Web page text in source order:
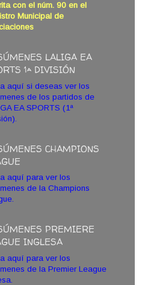
con el núm. 90 en el
Municipal de
LALIGA EA
1ª DIVISIÓN
aquí si deseas ver los
de los partidos de
EA SPORTS (1ª
CHAMPIONS
aquí para ver los
de la Champions
PREMIERE
INGLESA
aquí para ver los
de la Premier League